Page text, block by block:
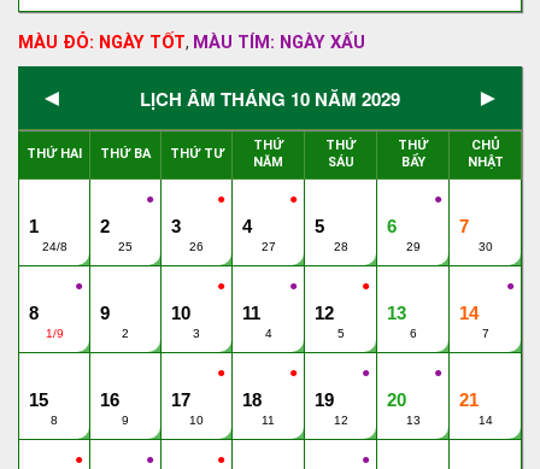
MÀU ĐỎ: NGÀY TỐT, MÀU TÍM: NGÀY XẤU
◄ LỊCH ÂM THÁNG 10 NĂM 2029 ►
THỨ HAI THỨ BA THỨ TƯ
THỨ
NĂM
THỨ
SÁU
THỨ
BẨY
CHỦ
NHẬT
1
24/8
●
2
25
●
3
26
●
4
27
5
28
●
6
29
7
30
●
8
1/9
9
2
●
10
3
●
11
4
●
12
5
13
6
●
14
7
15
8
16
9
●
17
10
●
18
11
●
19
12
●
20
13
21
14
● ● ● ●